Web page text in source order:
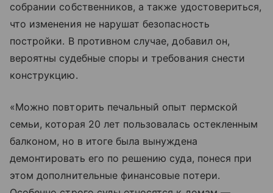
собрании собственников, а также удостовериться,
что изменения не нарушат безопасность
постройки. В противном случае, добавил он,
вероятны судебные споры и требования снести
конструкцию.
«Можно повторить печальный опыт пермской
семьи, которая 20 лет пользовалась остекленным
балконом, но в итоге была вынуждена
демонтировать его по решению суда, понеся при
этом дополнительные финансовые потери.